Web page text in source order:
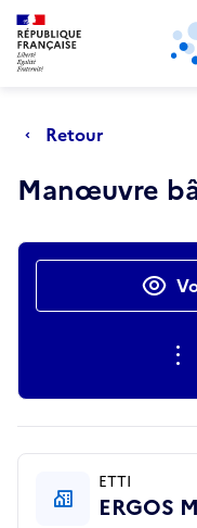
Aller au menu principal
Retour
Manœuvre
Actions
ETTI
ERGOS
Retour au début de la
Panneau de gestion des